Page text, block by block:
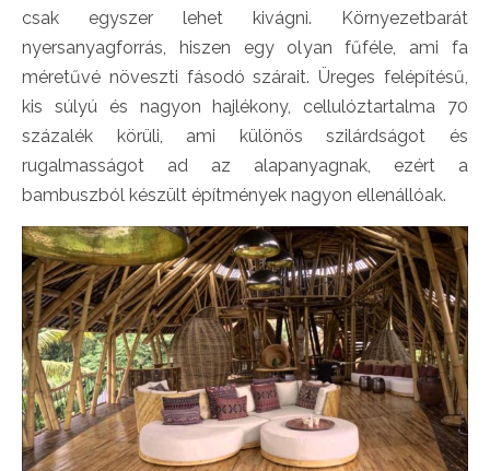
csak egyszer lehet kivágni. Környezetbarát
nyersanyagforrás, hiszen egy olyan fűféle, ami fa
méretűvé növeszti fásodó szárait. Üreges felépítésű,
kis súlyú és nagyon hajlékony, cellulóztartalma 70
százalék körüli, ami különös szilárdságot és
rugalmasságot ad az alapanyagnak, ezért a
bambuszból készült építmények nagyon ellenállóak.